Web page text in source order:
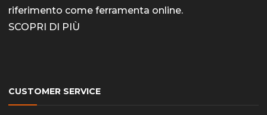
riferimento come ferramenta online.
SCOPRI DI PIÙ
CUSTOMER SERVICE